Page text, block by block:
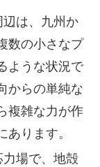
辺は、九州か
数の小さなプ
ような状況で
からの単純な
複雑な力が作
ります。
力場で、地殻